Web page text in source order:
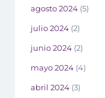
agosto 2024 (5)
julio 2024 (2)
junio 2024 (2)
mayo 2024 (4)
abril 2024 (3)